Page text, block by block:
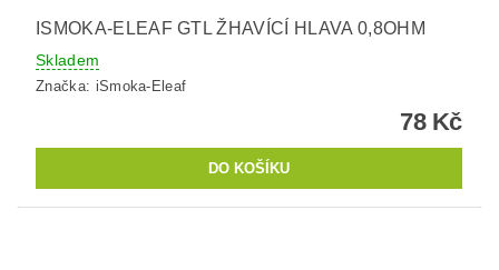
ISMOKA-ELEAF GTL ŽHAVÍCÍ HLAVA 0,8OHM
Skladem
Značka: iSmoka-Eleaf
78 Kč